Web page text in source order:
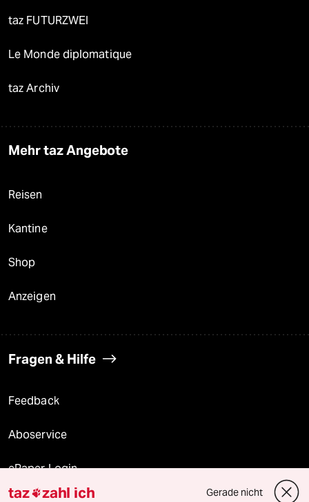
taz FUTURZWEI
Le Monde diplomatique
taz Archiv
Mehr taz Angebote
Reisen
Kantine
Shop
Anzeigen
Fragen & Hilfe
Feedback
Aboservice
ePaper Login
taz zahl ich Gerade nicht